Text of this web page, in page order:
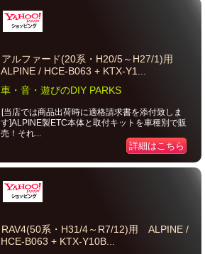
アルファード(20系・H20/5～H27/1)用
ALPINE / HCE-B063 + KTX-Y1...
車・音・遊びのDIY PARKS
[当店では商品出荷時に適格請求書を添付致しま
す]ALPINE製ETC本体と取付キットを車種別で販
売！それ...
詳細はこちら
RAV4(50系・H31/4～R7/12)用 ALPINE /
HCE-B063 + KTX-Y10B...